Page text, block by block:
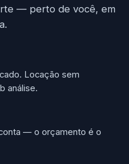
— perto de você, em
Locação sem
análise.
— o orçamento é o